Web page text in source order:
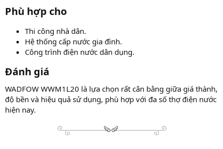
Phù hợp cho​
Thi công nhà dân.
Hệ thống cấp nước gia đình.
Công trình điện nước dân dụng.
Đánh giá​
WADFOW WWM1L20 là lựa chọn rất cân bằng giữa giá thành,
độ bền và hiệu quả sử dụng, phù hợp với đa số thợ điện nước
hiện nay.